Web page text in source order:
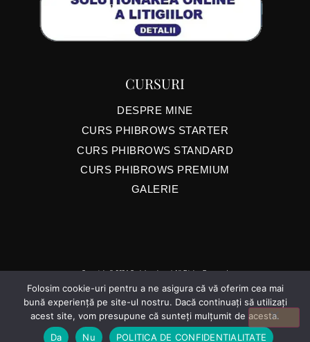
CURSURI
DESPRE MINE
CURS PHIBROWS STARTER
CURS PHIBROWS STANDARD
CURS PHIBROWS PREMIUM
GALERIE
Copyright © 2024 CarlaLaszlo.ro | All Rights Reserved
Folosim cookie-uri pentru a ne asigura că vă oferim cea mai
bună experiență pe site-ul nostru. Dacă continuați să utilizați
acest site, vom presupune că sunteți mulțumit de acesta.
Da
Nu POLITICA DE CONFIDENTIALITATE